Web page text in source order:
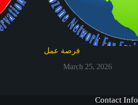
فرصة عمل
March 25, 2026
Contact Info